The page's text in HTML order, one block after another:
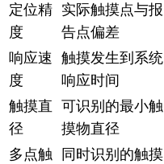
定位精
度
实际触摸点与报
告点偏差
响应速
度
触摸发生到系统
响应时间
触摸直
径
可识别的最小触
摸物直径
多点触
同时识别的触摸